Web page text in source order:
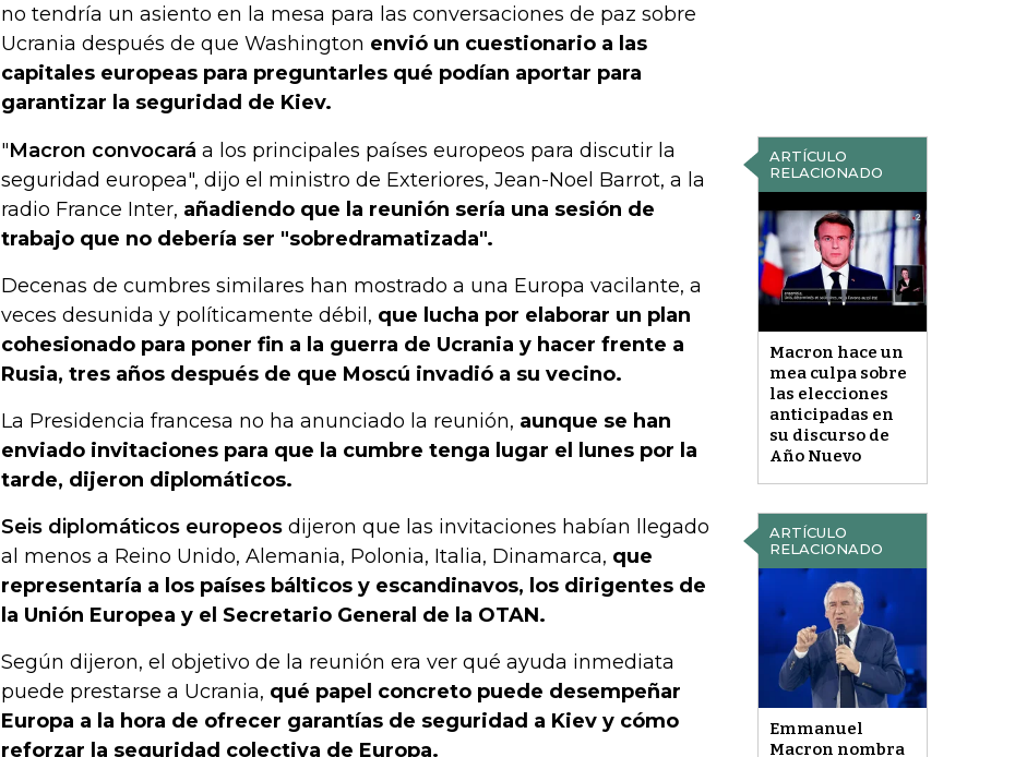
no tendría un asiento en la mesa para las conversaciones de paz sobre
Ucrania después de que Washington envió un cuestionario a las
capitales europeas para preguntarles qué podían aportar para
garantizar la seguridad de Kiev.
ARTÍCULO
RELACIONADO
Macron hace un
mea culpa sobre
las elecciones
anticipadas en
su discurso de
Año Nuevo
"Macron convocará a los principales países europeos para discutir la
seguridad europea", dijo el ministro de Exteriores, Jean-Noel Barrot, a la
radio France Inter, añadiendo que la reunión sería una sesión de
trabajo que no debería ser "sobredramatizada".
Decenas de cumbres similares han mostrado a una Europa vacilante, a
veces desunida y políticamente débil, que lucha por elaborar un plan
cohesionado para poner fin a la guerra de Ucrania y hacer frente a
Rusia, tres años después de que Moscú invadió a su vecino.
La Presidencia francesa no ha anunciado la reunión, aunque se han
enviado invitaciones para que la cumbre tenga lugar el lunes por la
tarde, dijeron diplomáticos.
ARTÍCULO
RELACIONADO
Emmanuel
Macron nombra
Seis diplomáticos europeos dijeron que las invitaciones habían llegado
al menos a Reino Unido, Alemania, Polonia, Italia, Dinamarca, que
representaría a los países bálticos y escandinavos, los dirigentes de
la Unión Europea y el Secretario General de la OTAN.
Según dijeron, el objetivo de la reunión era ver qué ayuda inmediata
puede prestarse a Ucrania, qué papel concreto puede desempeñar
Europa a la hora de ofrecer garantías de seguridad a Kiev y cómo
reforzar la seguridad colectiva de Europa.